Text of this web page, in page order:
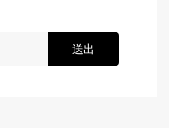
送出